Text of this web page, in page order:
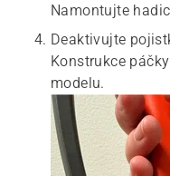
Namontujte
Deaktivujte
Konstrukce
modelu.